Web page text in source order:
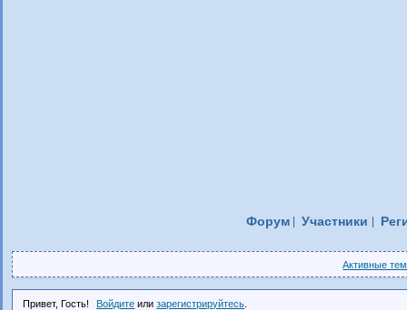
Форум Участники
Активные
Привет, Гость! Войдите илизарегистрируйтесь